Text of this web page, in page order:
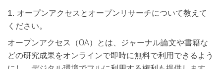
1. オープンアクセスとオープンリサーチについて教えて
ください。
オープンアクセス（OA）とは、ジャーナル論文や書籍な
どの研究成果をオンラインで即時に無料で利用できるよう